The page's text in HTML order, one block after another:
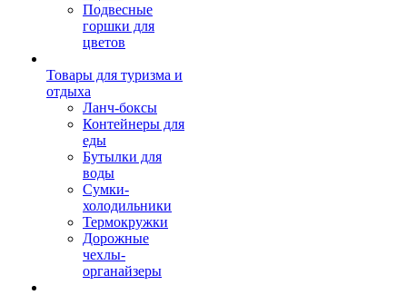
Подвесные
горшки для
цветов
Товары для туризма и
отдыха
Ланч-боксы
Контейнеры для
еды
Бутылки для
воды
Сумки-
холодильники
Термокружки
Дорожные
чехлы-
органайзеры